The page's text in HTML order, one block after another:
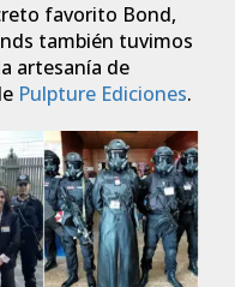
favorito Bond,
también tuvimos
artesanía de
Pulpture Ediciones.